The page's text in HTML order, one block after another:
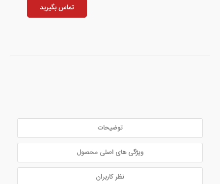
تماس بگیرید
توضیحات
ویژگی های اصلی محصول
نظر کاربران